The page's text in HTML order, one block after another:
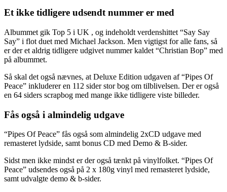
Et ikke tidligere udsendt nummer er med
Albummet gik Top 5 i UK , og indeholdt verdenshittet “Say Say
Say” i flot duet med Michael Jackson. Men vigtigst for alle fans, så
er der et aldrig tidligere udgivet nummer kaldet “Christian Bop” med
på albummet.
Så skal det også nævnes, at Deluxe Edition udgaven af “Pipes Of
Peace” inkluderer en 112 sider stor bog om tilblivelsen. Der er også
en 64 siders scrapbog med mange ikke tidligere viste billeder.
Fås også i almindelig udgave
“Pipes Of Peace” fås også som almindelig 2xCD udgave med
remasteret lydside, samt bonus CD med Demo & B-sider.
Sidst men ikke mindst er der også tænkt på vinylfolket. “Pipes Of
Peace” udsendes også på 2 x 180g vinyl med remasteret lydside,
samt udvalgte demo & b-sider.